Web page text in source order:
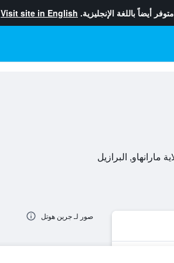
متوفر أيضاً باللغة الإنجليزية. Visit site in English
صور لـ جرين هوتل